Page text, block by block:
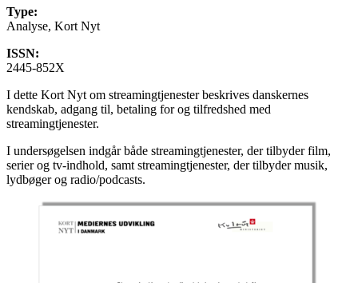
Type:
Analyse, Kort Nyt
ISSN:
2445-852X
I dette Kort Nyt om streamingtjenester beskrives danskernes
kendskab, adgang til, betaling for og tilfredshed med
streamingtjenester.
I undersøgelsen indgår både streamingtjenester, der tilbyder film,
serier og tv-indhold, samt streamingtjenester, der tilbyder musik,
lydbøger og radio/podcasts.